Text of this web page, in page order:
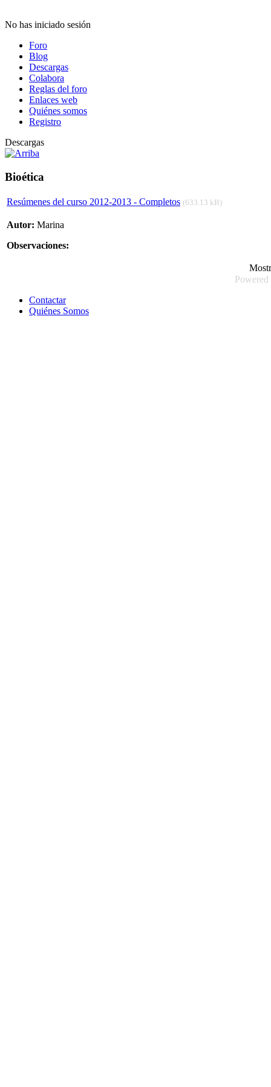
No has iniciado sesión
Foro
Blog
Descargas
Colabora
Reglas del foro
Enlaces web
Quiénes somos
Registro
Descargas
Bioética
Resúmenes del curso 2012-2013 - Completos (633.13 kB)
Autor: Marina
Observaciones:
Contactar
Quiénes Somos